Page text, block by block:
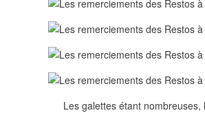
Les galettes étant